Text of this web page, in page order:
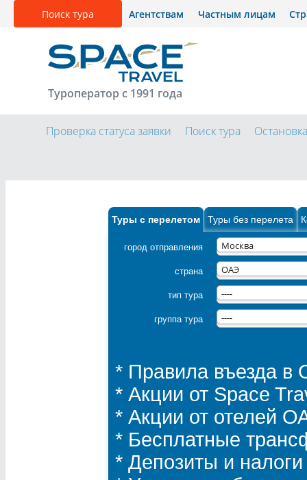
Поиск тура Агентствам Частным лицам
Туроператор с 1991 года
Проверка статуса заявки Поиск тура
Туры с перелетом Туры без перелета
город отправления Москва
страна ОАЭ
тип тура ----
группа тура ----
* Правила въезда
* Акции от Space
* Акции от отелей
* Бесплатные
* Депозиты и